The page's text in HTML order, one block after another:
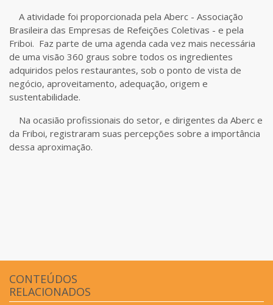
A atividade foi proporcionada pela Aberc - Associação
Brasileira das Empresas de Refeições Coletivas - e pela
Friboi. Faz parte de uma agenda cada vez mais necessária
de uma visão 360 graus sobre todos os ingredientes
adquiridos pelos restaurantes, sob o ponto de vista de
negócio, aproveitamento, adequação, origem e
sustentabilidade.
Na ocasião profissionais do setor, e dirigentes da Aberc e
da Friboi, registraram suas percepções sobre a importância
dessa aproximação.
CONTEÚDOS
RELACIONADOS